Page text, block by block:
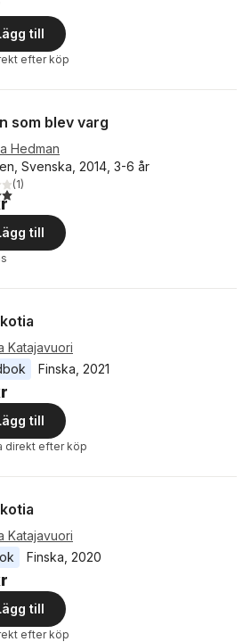
till
efter köp
som blev varg
Hedman
Svenska, 2014, 3-6 år
5 stjärnor. Totalt antal röster:
(1)
till
Katajavuori
Finska 2021
till
direkt efter köp
Katajavuori
Finska 2020
till
efter köp